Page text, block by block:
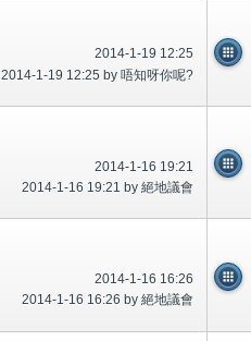
2014-1-19 12:25
2014-1-19 12:25 by 唔知呀你呢?
2014-1-16 19:21
2014-1-16 19:21 by 絕地議會
2014-1-16 16:26
2014-1-16 16:26 by 絕地議會